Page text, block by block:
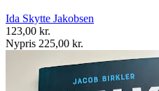
Ida Skytte Jakobsen
123,00 kr.
Nypris 225,00 kr.